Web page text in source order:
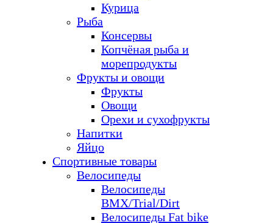
Курица
Рыба
Консервы
Копчёная рыба и
морепродукты
Фрукты и овощи
Фрукты
Овощи
Орехи и сухофрукты
Напитки
Яйцо
Спортивные товары
Велосипеды
Велосипеды
BMX/Trial/Dirt
Велосипеды Fat bike